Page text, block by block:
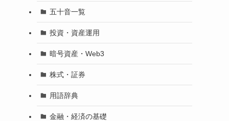
五十音一覧
投資・資産運用
暗号資産・Web3
株式・証券
用語辞典
金融・経済の基礎